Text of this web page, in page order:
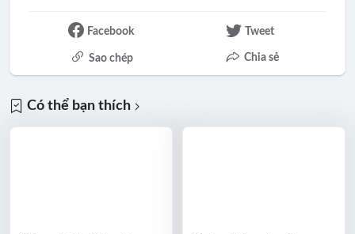
Facebook Tweet
Sao chép Chia sẻ
Có thể bạn thích